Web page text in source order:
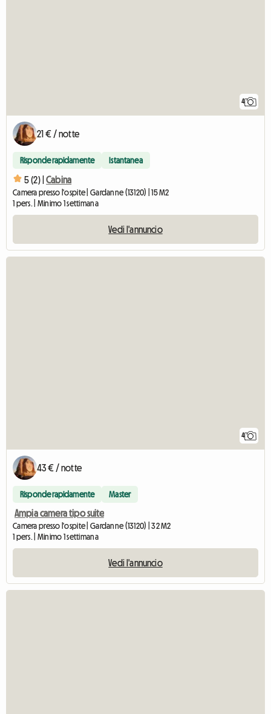
4
21 € / notte
Risponde rapidamente Istantanea
5 (2) | Cabina
Camera presso l'ospite | Gardanne (13120) | 15 M2
1 pers. | Minimo 1 settimana
Vedi l'annuncio
4
43 € / notte
Risponde rapidamente Master
Ampia camera tipo suite
Camera presso l'ospite | Gardanne (13120) | 32 M2
1 pers. | Minimo 1 settimana
Vedi l'annuncio